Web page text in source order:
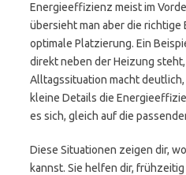
Energieeffizienz meist im
übersieht man aber die richtige
optimale Platzierung. Ein
direkt neben der Heizung
Alltagssituation macht
kleine Details die
es sich, gleich auf die
Diese Situationen zeigen dir,
kannst. Sie helfen dir,